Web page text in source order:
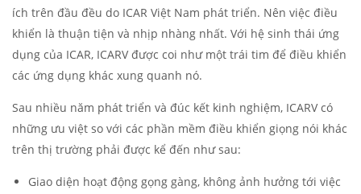
ích trên đầu đều do ICAR Việt Nam phát triển. Nên việc điều
khiển là thuận tiện và nhịp nhàng nhất. Với hệ sinh thái ứng
dụng của ICAR, ICARV được coi như một trái tim để điều khiển
các ứng dụng khác xung quanh nó.
Sau nhiều năm phát triển và đúc kết kinh nghiệm, ICARV có
những ưu việt so với các phần mềm điều khiển giọng nói khác
trên thị trường phải được kể đến như sau:
Giao diện hoạt động gọng gàng, không ảnh hưởng tới việc